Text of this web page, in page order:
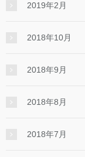
2019年2月
2018年10月
2018年9月
2018年8月
2018年7月